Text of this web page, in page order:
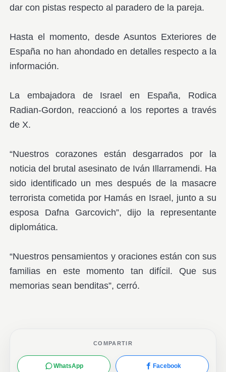
dar con pistas respecto al paradero de la pareja.
Hasta el momento, desde Asuntos Exteriores de
España no han ahondado en detalles respecto a la
información.
La embajadora de Israel en España, Rodica
Radian-Gordon, reaccionó a los reportes a través
de X.
“Nuestros corazones están desgarrados por la
noticia del brutal asesinato de Iván Illarramendi. Ha
sido identificado un mes después de la masacre
terrorista cometida por Hamás en Israel, junto a su
esposa Dafna Garcovich”, dijo la representante
diplomática.
“Nuestros pensamientos y oraciones están con sus
familias en este momento tan difícil. Que sus
memorias sean benditas”, cerró.
COMPARTIR
WhatsApp Facebook